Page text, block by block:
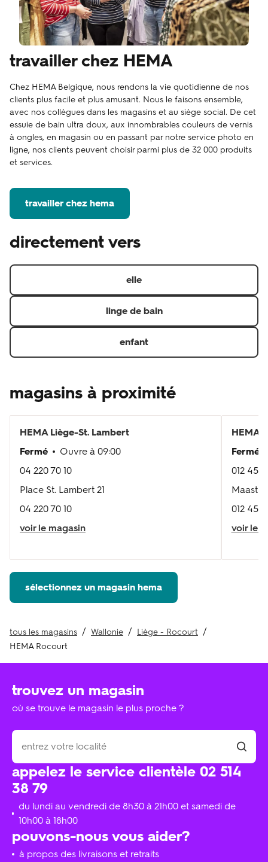
travailler chez HEMA
Chez HEMA Belgique, nous rendons la vie quotidienne de nos
clients plus facile et plus amusant. Nous le faisons ensemble,
avec nos collègues dans les magasins et au siège social. De cet
essuie de bain ultra doux, aux innombrables couleurs de vernis
à ongles, en magasin ou en passant par notre service photo en
ligne, nos clients peuvent choisir parmi plus de 32 000 produits
et services.
travailler chez hema
directement vers
elle
linge de bain
enfant
magasins à proximité
HEMA Liège-St. Lambert
Fermé
Ouvre à 09:00
04 220 70 10
Place St. Lambert 21
04 220 70 10
voir le magasin
HEMA
Fermé
012 45
012 45
voir le
sélectionnez un magasin hema
tous les magasins Wallonie
Liège - Rocourt
HEMA Rocourt
pouvons-nous vous aider?
à propos des livraisons et retraits
appelez le service clientèle 02 514
38 79
du lundi au vendredi de 8h30 à 21h00 et samedi de
10h00 à 18h00
trouvez un magasin
où se trouve le magasin le plus proche ?